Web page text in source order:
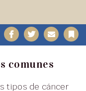
Facebook
TwitterEmail
comunes